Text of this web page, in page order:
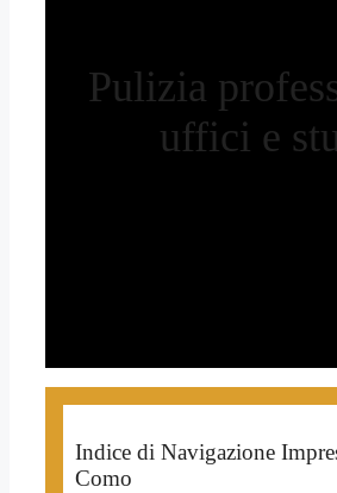
Pulizia
uffici e
Indice di Navigazione
Como